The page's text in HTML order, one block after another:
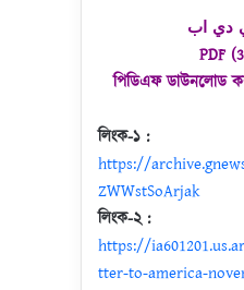
دي اب
PDF
পিডিএফ ডাউনলোড
লিংক-১ :
https://
ZWWstSoArjak
লিংক-২ :
https://
tter-to-america-